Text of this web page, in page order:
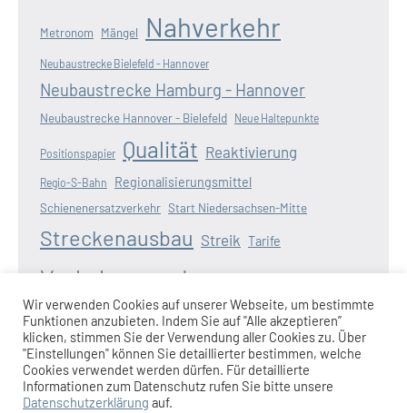
Metronom Mängel Nahverkehr
Neubaustrecke Bielefeld - Hannover
Neubaustrecke Hamburg - Hannover
Neubaustrecke Hannover - Bielefeld Neue Haltepunkte
Positionspapier Qualität Reaktivierung
Regio-S-Bahn Regionalisierungsmittel
Schienenersatzverkehr Start Niedersachsen-Mitte
Streckenausbau Streik Tarife
Verkehrswende
Weserbahn Wunderline Zugangebot Zugausfälle
Wir verwenden Cookies auf unserer Webseite, um bestimmte
Funktionen anzubieten. Indem Sie auf "Alle akzeptieren”
klicken, stimmen Sie der Verwendung aller Cookies zu. Über
"Einstellungen" können Sie detaillierter bestimmen, welche
Cookies verwendet werden dürfen. Für detaillierte
Informationen zum Datenschutz rufen Sie bitte unsere
Datenschutzerklärung auf.